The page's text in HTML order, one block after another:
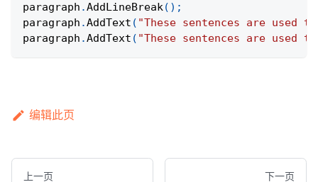
paragraph .AddLineBreak( ) ;
paragraph .AddText ( "These sentences are used
paragraph .AddText ( "These sentences are used
编辑此页
上一页 下一页